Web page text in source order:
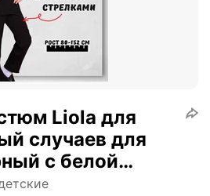
Liola для
случаев для
с белой
рост 98